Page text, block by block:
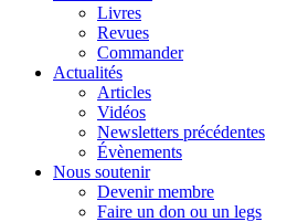
Livres
Revues
Commander
Actualités
Articles
Vidéos
Newsletters précédentes
Évènements
Nous soutenir
Devenir membre
Faire un don ou un legs